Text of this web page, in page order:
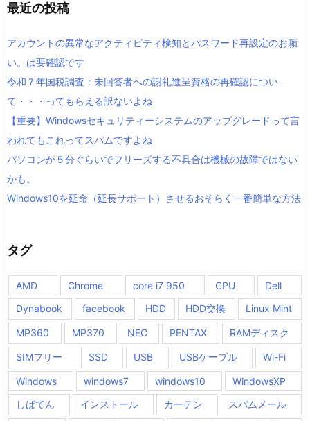
最近の投稿
アカウントの異常なアクティビティ検知とパスワード再設定のお願
い。は要確認です
令和７年国税調査：未回答者への謝礼進呈資格の再確認につい
て・・・ってもらえる訳ないよね
【重要】Windowsセキュリティーシステムのアップグレードって言
われてもこれってスパムですよね
パソコンが５分ぐらいでフリーズする不具合は機械の故障ではない
かも。
Windows10を延命（延長サポート）させるおそらく一番簡単な方法
タグ
AMD Chrome core i7 950 CPU
Dell
Dynabook
facebook HDD HDD交換 Linux Mint
MP360 MP370 NEC PENTAX RAMディスク
SIMフリー SSD USB USBケーブル Wi-Fi
Windows windows7 windows10
WindowsXP
しばてん
インストール カーテン スパムメール